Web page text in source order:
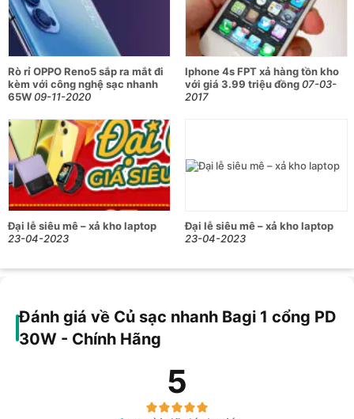
0899820821
Số 1 Lạc Long Quân, Phường Phúc Yên, Phú Thọ
0908972255
304 Hùng Vương, Phường Long An, Tây Ninh
0789196363
447-449 Quang Trung, Phường Minh Xuân, Tuyên Quang
134 Trưng Nữ Vương, Phường Long Châu, Vĩnh Long
Rò rỉ OPPO Reno5 sắp ra mắt đi
kèm với công nghệ sạc nhanh
65W09-11-2020
Iphone 4s FPT xả hàng tồn kho
với giá 3.99 triệu đồng07-03-
2017
Đại lễ siêu mê – xả kho laptop
23-04-2023
Đại lễ siêu mê – xả kho laptop
23-04-2023
Đánh giá về Củ sạc nhanh Bagi 1 cổng PD
30W - Chính Hãng
5